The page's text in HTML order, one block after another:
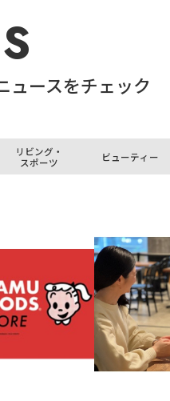
ュースをチェック
リビング・
スポーツ
ビューティー